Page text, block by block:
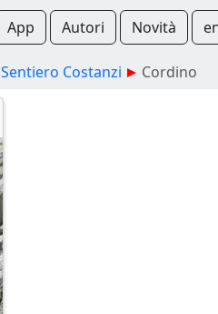
App Autori Novità
Sentiero Costanzi Cordino